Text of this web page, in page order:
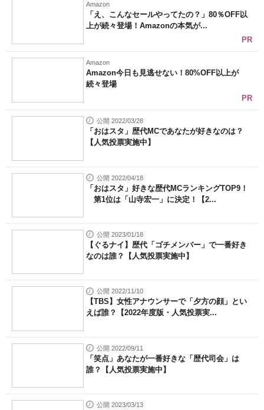
Amazon
「え、こんなセールやってたの？」80％OFF以
上が続々登場！Amazonの本気が...
PR
Amazon
Amazon今日も見逃せない！80%OFF以上が
続々登場
PR
公開 2022/03/28
「おはスタ」歴代MCであなたが好きなのは？
【人気投票実施中】
公開 2022/04/18
「おはスタ」好きな歴代MCランキングTOP9！
第1位は「山寺宏一」に決定！【2...
公開 2023/01/18
【ぐるナイ】歴代「ゴチメンバー」で一番好き
なのは誰？【人気投票実施中】
公開 2022/11/10
【TBS】女性アナウンサーで「夕方の顔」とい
えば誰？【2022年度版・人気投票実...
公開 2022/09/11
「笑点」あなたが一番好きな「歴代司会」は
誰？【人気投票実施中】
公開 2023/03/13